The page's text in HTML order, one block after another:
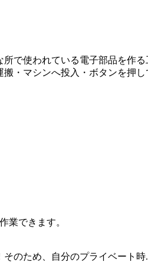
で使われている電子部品を作る
・マシンへ投入・ボタンを押
業できます。
のため、自分のプライベート時